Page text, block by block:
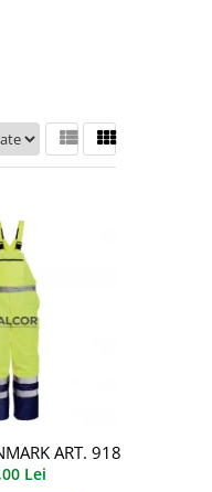
(9189) (9189)
ART. 9182
Lei